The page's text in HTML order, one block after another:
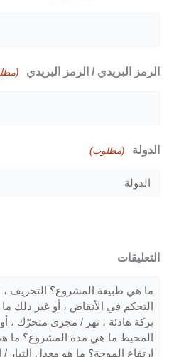
الرمز البريدي / الرمز البريدي
الدولة (مطلوب)
التعليقات